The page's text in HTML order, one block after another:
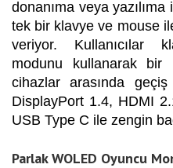
donanıma veya
tek bir klavye ve mouse
veriyor. Kullanıcılar
modunu kullanarak
cihazlar arasında
DisplayPort 1.4, HDMI
USB Type C ile zengin
Parlak WOLED Oyuncu